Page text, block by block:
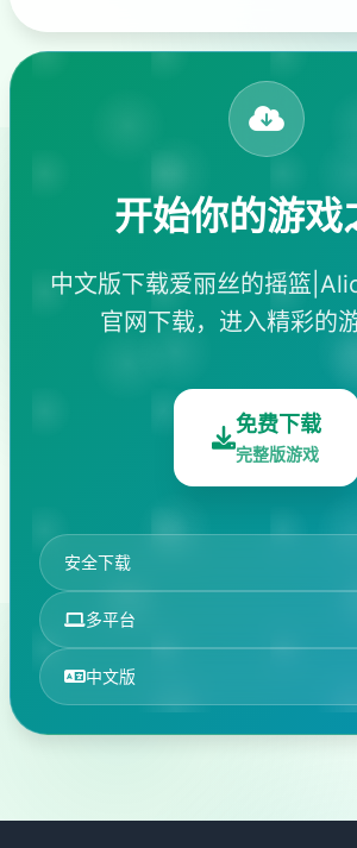
开始你的游戏
中文版下载爱丽丝的摇篮
官网下载，进入精彩的
免费下载
完整版游戏
安全下载
多平台
中文版